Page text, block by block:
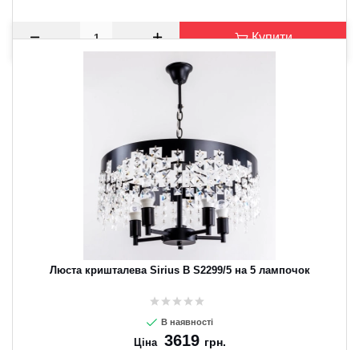
Купити
Люста кришталева Sirius B S2299/5 на 5 лампочок
В наявності
Ціна 3619 грн.